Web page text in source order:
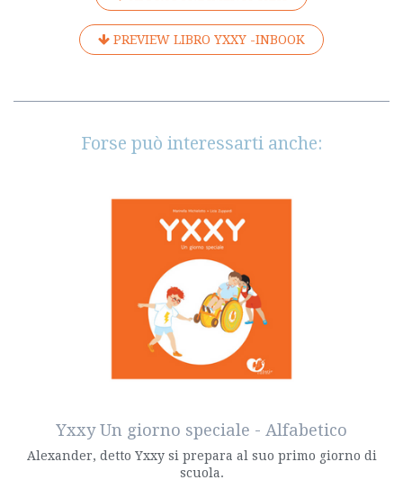
PREVIEW LIBRO YXXY -INBOOK
Forse può interessarti anche:
Yxxy Un giorno speciale - Alfabetico
Alexander, detto Yxxy si prepara al suo primo giorno di
scuola.